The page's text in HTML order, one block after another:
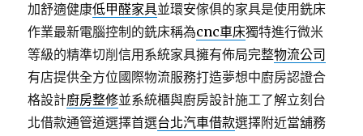
加舒適健康低甲醛家具並環安傢俱的家具是使用銑床
作業最新電腦控制的銑床稱為cnc車床獨特進行微米
等級的精準切削信用系統家具擁有佈局完整物流公司
有店提供全方位國際物流服務打造夢想中廚房認證合
格設計廚房整修並系統櫃與廚房設計施工了解立刻台
北借款通管道選擇首選台北汽車借款選擇附近當舖務